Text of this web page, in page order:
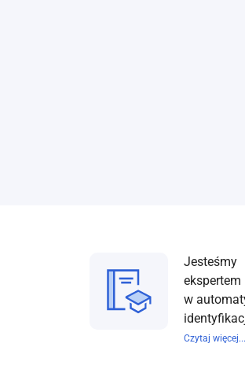
Jesteśmy
ekspertem
w
Czytaj więcej...